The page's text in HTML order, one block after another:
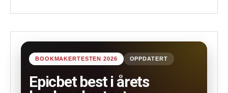
BOOKMAKERTESTEN 2026 OPPDATERT
Epicbet best i årets